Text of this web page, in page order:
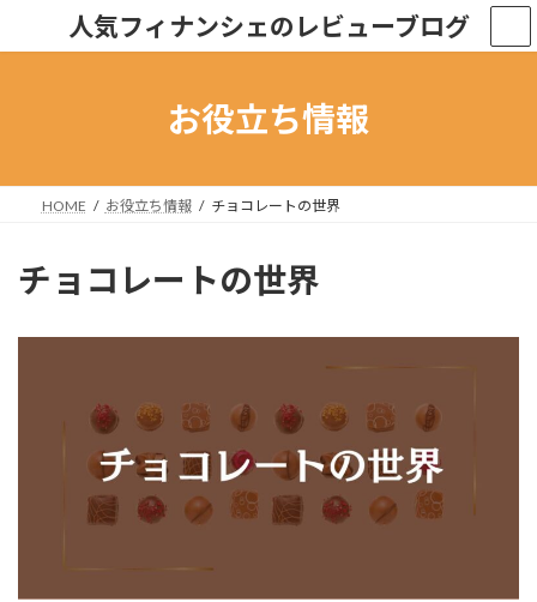
人気フィナンシェのレビューブログ
お役立ち情報
HOME お役立ち情報 チョコレートの世界
チョコレートの世界